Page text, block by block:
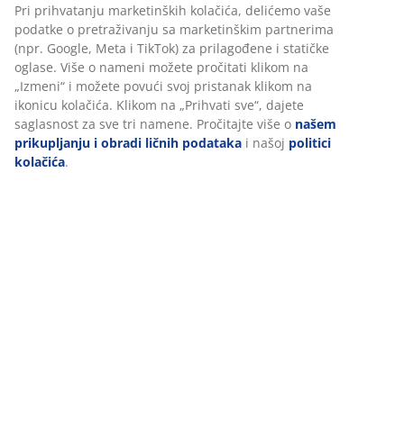
Pri prihvatanju marketinških kolačića, delićemo vaše
podatke o pretraživanju sa marketinškim partnerima
(npr. Google, Meta i TikTok) za prilagođene i statičke
oglase. Više o nameni možete pročitati klikom na
„Izmeni“ i možete povući svoj pristanak klikom na
ikonicu kolačića. Klikom na „Prihvati sve“, dajete
saglasnost za sve tri namene. Pročitajte više o našem
prikupljanju i obradi ličnih podataka i našoj politici
kolačića.